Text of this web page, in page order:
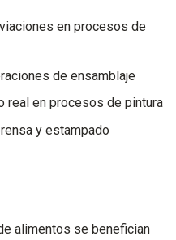
en procesos de
de ensamblaje
real en procesos de pintura
y estampado
alimentos se benefician